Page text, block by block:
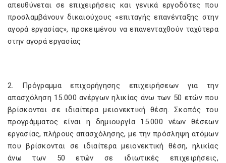
απευθύνεται σε επιχειρήσεις και γενικά εργοδότες που
προσλαμβάνουν δικαιούχους «επιταγής επανένταξης στην
αγορά εργασίας», προκειμένου να επανενταχθούν ταχύτερα
στην αγορά εργασίας
2. Πρόγραμμα επιχορήγησης επιχειρήσεων για την
απασχόληση 15.000 ανέργων ηλικίας άνω των 50 ετών που
βρίσκονται σε ιδιαίτερα μειονεκτική θέση. Σκοπός του
προγράμματος είναι η δημιουργία 15.000 νέων θέσεων
εργασίας, πλήρους απασχόλησης, με την πρόσληψη ατόμων
που βρίσκονται σε ιδιαίτερα μειονεκτική θέση, ηλικίας
άνω των 50 ετών σε ιδιωτικές επιχειρήσεις,